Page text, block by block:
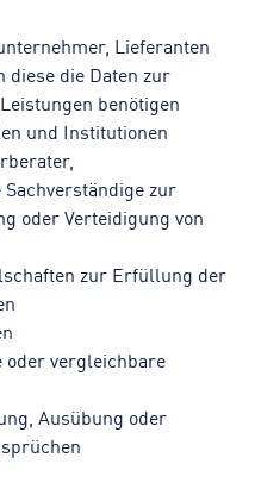
Lieferanten
die Daten zur
benötigen
und Institutionen
zur
oder Verteidigung von
zur Erfüllung der
vergleichbare
Ausübung oder